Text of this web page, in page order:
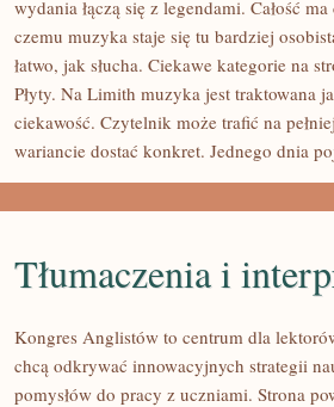
wydania łączą się z legendami. Całość
czemu muzyka staje się tu bardziej
łatwo, jak słucha. Ciekawe kategorie na
Płyty. Na Limith muzyka jest traktowana
ciekawość. Czytelnik może trafić na
wariancie dostać konkret. Jednego dnia
Tłumaczenia i
Kongres Anglistów to centrum dla
chcą odkrywać innowacyjnych strategii
pomysłów do pracy z uczniami. Strona